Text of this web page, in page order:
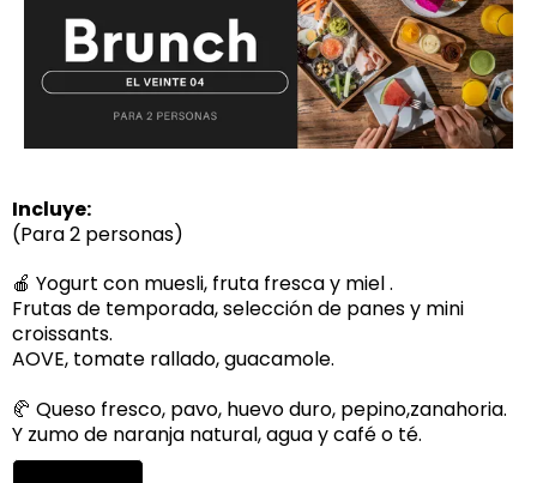
Incluye:
(Para 2 personas)
🍎 Yogurt con muesli, fruta fresca y miel .
Frutas de temporada, selección de panes y mini
croissants.
AOVE, tomate rallado, guacamole.
🥐 Queso fresco, pavo, huevo duro, pepino,zanahoria.
Y zumo de naranja natural, agua y café o té.